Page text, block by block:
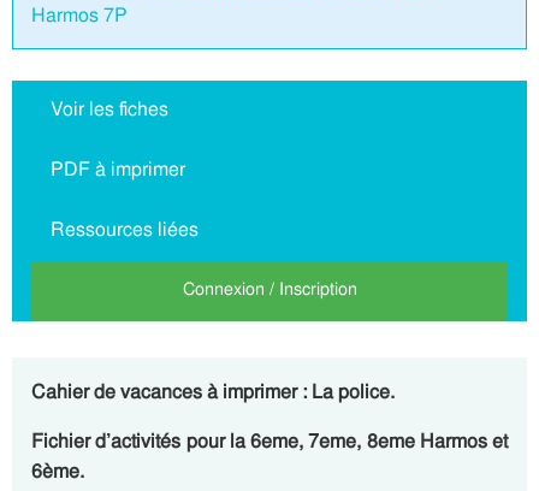
Harmos 7P
Voir les fiches
PDF à imprimer
Ressources liées
Connexion / Inscription
Cahier de vacances à imprimer : La police.
Fichier d’activités pour la 6eme, 7eme, 8eme Harmos et
6ème.